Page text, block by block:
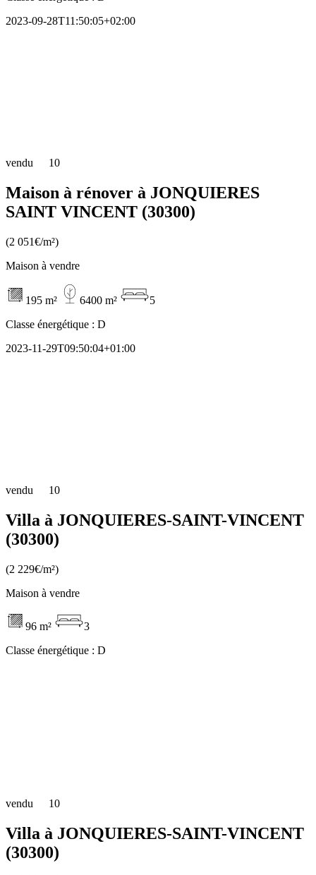
2023-09-28T11:50:05+02:00
vendu 10
Maison à rénover à JONQUIERES
SAINT VINCENT (30300)
(2 051€/m²)
Maison à vendre
195 m² 6400 m²
5
Classe énergétique : D
2023-11-29T09:50:04+01:00
vendu 10
Villa à JONQUIERES-SAINT-VINCENT
(30300)
(2 229€/m²)
Maison à vendre
96 m²
3
Classe énergétique : D
vendu 10
Villa à JONQUIERES-SAINT-VINCENT
(30300)